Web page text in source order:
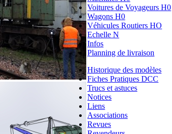
Voitures de Voyageurs H0
Wagons H0
Véhicules Routiers HO
Echelle N
Infos
Planning de livraison
Historique des modèles
Fiches Pratiques DCC
Trucs et astuces
Notices
Liens
Associations
Revues